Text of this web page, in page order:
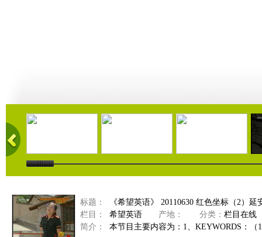
25:29 24:54 25:27
标题：
《希望英语》 20110630 红色坐标（2）延
栏目：
希望英语 产地： 分类： 栏目在线
简介：
本节目主要内容为：1、KEYWORDS：（1